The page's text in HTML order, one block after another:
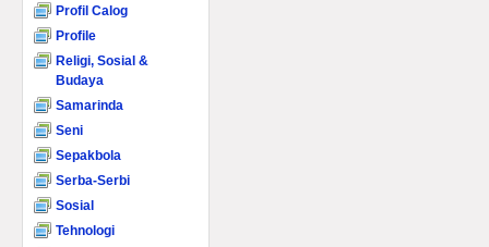
Profil Calog
Profile
Religi, Sosial &
Budaya
Samarinda
Seni
Sepakbola
Serba-Serbi
Sosial
Tehnologi